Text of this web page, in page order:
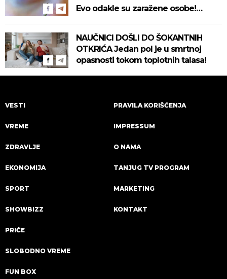
Evo odakle su zaražene osobe!
NAUČNICI DOŠLI DO ŠOKANTNIH
OTKRIĆA Jedan pol je u smrtnoj
opasnosti tokom toplotnih talasa!
VESTI
VREME
ZDRAVLJE
EKONOMIJA
SPORT
SHOWBIZZ
PRIČE
SLOBODNO VREME
FUN BOX
PRAVILA KORIŠĆENJA
IMPRESSUM
O NAMA
TANJUG TV PROGRAM
MARKETING
KONTAKT